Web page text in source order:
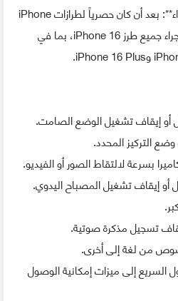
1. **التوسع في وظيفة زر الإجراء**: بعد أن كان حصرياً لطرازات iPhone
15 Pro، يُتوقع أن يشمل زر الإجراء جميع طرز iPhone 16، بما في
إيقاف تشغيل الوضع الصامت.
التركيز المحدد.
بسرعة لالتقاط الصور أو الفيديو.
إيقاف تشغيل المصباح اليدوي.
تسجيل مذكرة صوتية.
من لغة إلى أخرى.
السريع إلى ميزات إمكانية الوصول